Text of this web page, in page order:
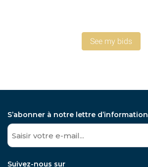
See my bids
S’abonner à notre lettre d’information
Suivez-nous sur